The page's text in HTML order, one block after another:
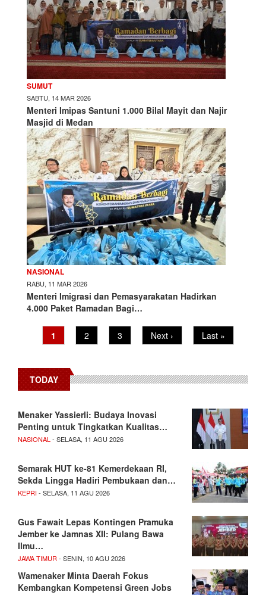
SUMUT
SABTU, 14 MAR 2026
Menteri Imipas Santuni 1.000 Bilal Mayit dan Najir
Masjid di Medan
NASIONAL
RABU, 11 MAR 2026
Menteri Imigrasi dan Pemasyarakatan Hadirkan
4.000 Paket Ramadan Bagi…
Pagination
Current
page
1 Page
2 Page
3
Next
page
Next ›
Last
page
Last »
TODAY
Menaker Yassierli: Budaya Inovasi
Penting untuk Tingkatkan Kualitas…
NASIONAL - SELASA, 11 AGU 2026
Semarak HUT ke-81 Kemerdekaan RI,
Sekda Lingga Hadiri Pembukaan dan…
KEPRI- SELASA, 11 AGU 2026
Gus Fawait Lepas Kontingen Pramuka
Jember ke Jamnas XII: Pulang Bawa
Ilmu…
JAWA TIMUR - SENIN, 10 AGU 2026
Wamenaker Minta Daerah Fokus
Kembangkan Kompetensi Green Jobs